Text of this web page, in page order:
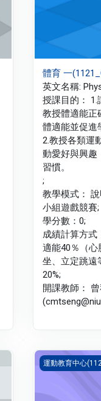
體育 一
英文名稱:
授課目的： 1.
教授體適能正
體適能並促進
2.教授各類運
動愛好與興趣
習慣。
;
教學模式： 說
小組遊戲競賽;
學分數：0;
成績計算方式
適能40％（
坐、立定跳遠
20%;
開課教師：
體育 一
運動教育中心